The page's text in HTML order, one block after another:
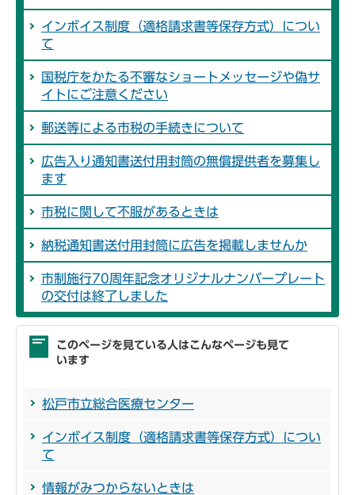
インボイス制度（適格請求書等保存方式）につい
て
国税庁をかたる不審なショートメッセージや偽サ
イトにご注意ください
郵送等による市税の手続きについて
広告入り通知書送付用封筒の無償提供者を募集し
ます
市税に関して不服があるときは
納税通知書送付用封筒に広告を掲載しませんか
市制施行70周年記念オリジナルナンバープレート
の交付は終了しました
このページを見ている人はこんなページも見て
います
松戸市立総合医療センター
インボイス制度（適格請求書等保存方式）につい
て
情報がみつからないときは